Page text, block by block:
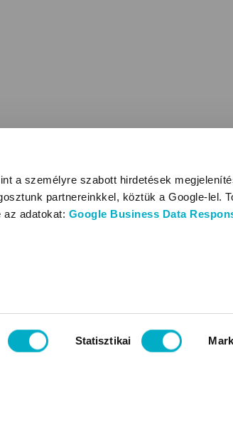
a személyre szabott hirdetések
partnereinkkel, köztük a Google-lel.
az adatokat: Google Business Data
Statisztikai